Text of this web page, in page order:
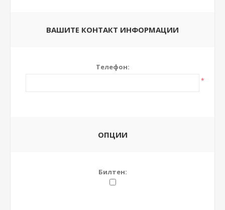
ВАШИТЕ КОНТАКТ ИНФОРМАЦИИ
Телефон:
*
ОПЦИИ
Билтен: